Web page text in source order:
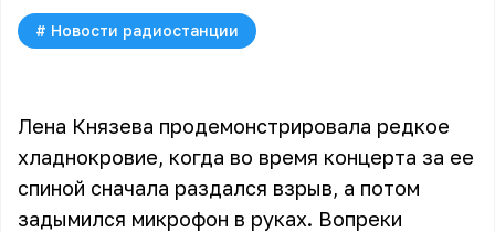
# Новости радиостанции
Лена Князева продемонстрировала редкое
хладнокровие, когда во время концерта за ее
спиной сначала раздался взрыв, а потом
задымился микрофон в руках. Вопреки